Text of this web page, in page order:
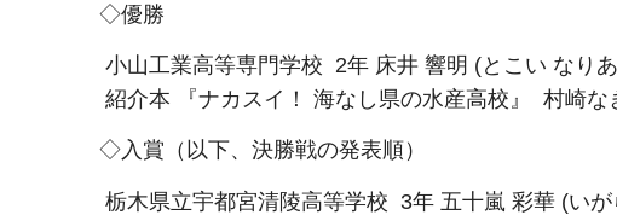
◇優勝
小山工業高等専門学校 2年 床井 響明 (とこい なり
紹介本 『ナカスイ！ 海なし県の水産高校』 村崎な
◇入賞（以下、決勝戦の発表順）
栃木県立宇都宮清陵高等学校 3年 五十嵐 彩華 (いが